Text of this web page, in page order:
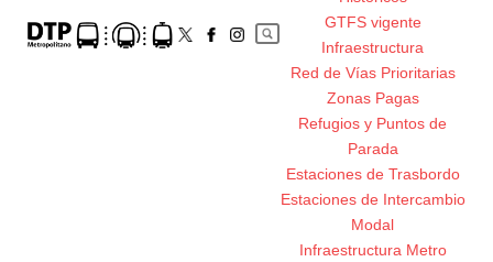
GTFS vigente
Infraestructura
Red de Vías Prioritarias
Zonas Pagas
Refugios y Puntos de
Parada
Estaciones de Trasbordo
Estaciones de Intercambio
Modal
Infraestructura Metro